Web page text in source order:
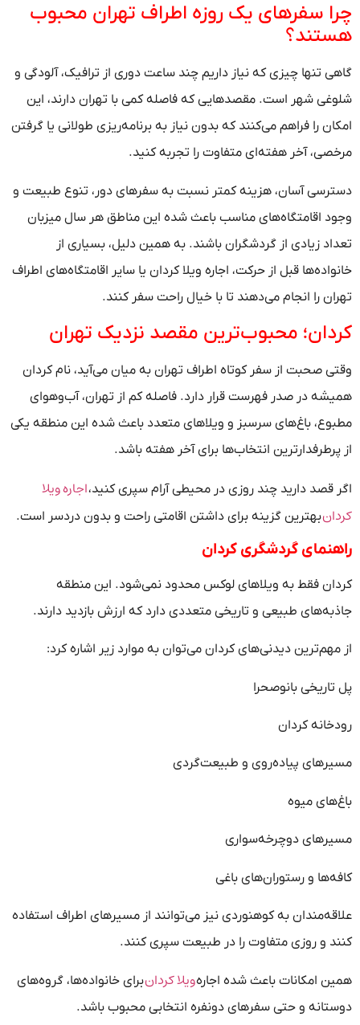
چرا سفرهای یک روزه اطراف تهران محبوب
هستند؟
گاهی تنها چیزی که نیاز داریم چند ساعت دوری از ترافیک، آلودگی و
شلوغی شهر است. مقصدهایی که فاصله کمی با تهران دارند، این
امکان را فراهم می‌کنند که بدون نیاز به برنامه‌ریزی طولانی یا گرفتن
مرخصی، آخر هفته‌ای متفاوت را تجربه کنید.
دسترسی آسان، هزینه کمتر نسبت به سفرهای دور، تنوع طبیعت و
وجود اقامتگاه‌های مناسب باعث شده این مناطق هر سال میزبان
تعداد زیادی از گردشگران باشند. به همین دلیل، بسیاری از
خانواده‌ها قبل از حرکت، اجاره ویلا کردان یا سایر اقامتگاه‌های اطراف
تهران را انجام می‌دهند تا با خیال راحت سفر کنند.
کردان؛ محبوب‌ترین مقصد نزدیک تهران
وقتی صحبت از سفر کوتاه اطراف تهران به میان می‌آید، نام کردان
همیشه در صدر فهرست قرار دارد. فاصله کم از تهران، آب‌وهوای
مطبوع، باغ‌های سرسبز و ویلاهای متعدد باعث شده این منطقه یکی
از پرطرفدارترین انتخاب‌ها برای آخر هفته باشد.
اگر قصد دارید چند روزی در محیطی آرام سپری کنید،اجاره ویلا
کردانبهترین گزینه برای داشتن اقامتی راحت و بدون دردسر است.
راهنمای گردشگری کردان
کردان فقط به ویلاهای لوکس محدود نمی‌شود. این منطقه
جاذبه‌های طبیعی و تاریخی متعددی دارد که ارزش بازدید دارند.
از مهم‌ترین دیدنی‌های کردان می‌توان به موارد زیر اشاره کرد:
پل تاریخی بانوصحرا
رودخانه کردان
مسیرهای پیاده‌روی و طبیعت‌گردی
باغ‌های میوه
مسیرهای دوچرخه‌سواری
کافه‌ها و رستوران‌های باغی
علاقه‌مندان به کوهنوردی نیز می‌توانند از مسیرهای اطراف استفاده
کنند و روزی متفاوت را در طبیعت سپری کنند.
همین امکانات باعث شده اجارهویلا کردانبرای خانواده‌ها، گروه‌های
دوستانه و حتی سفرهای دونفره انتخابی محبوب باشد.